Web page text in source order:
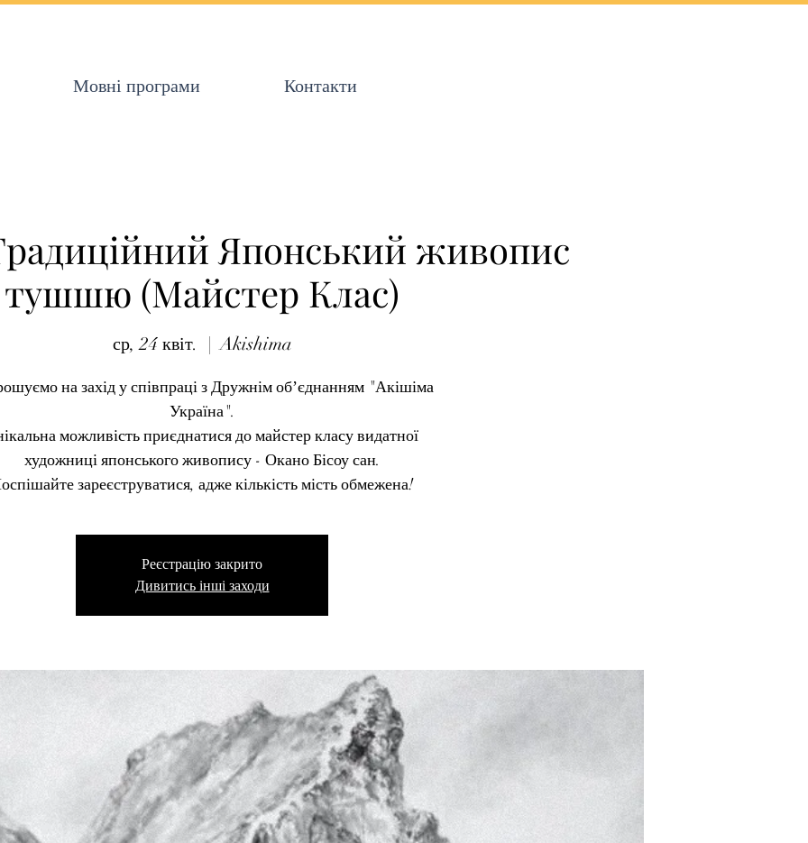
Мовні програми Контакти
Японський живопис
тушшю (Майстер Клас)
ср, 24 квіт.
  |
Akishima
на захід у співпраці з Дружнім обʼєднанням "Акішіма
Україна".
можливість приєднатися до майстер класу видатної
художниці японського живопису - Окано Бісоу сан.
зареєструватися, адже кількість мість обмежена!
Реєстрацію закрито
Дивитись інші заходи